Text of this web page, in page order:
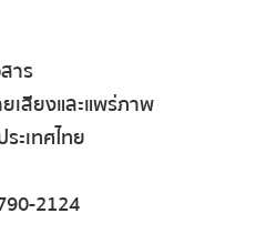
าร
เสียงและแพร่ภาพ
ะเทศไทย
2124